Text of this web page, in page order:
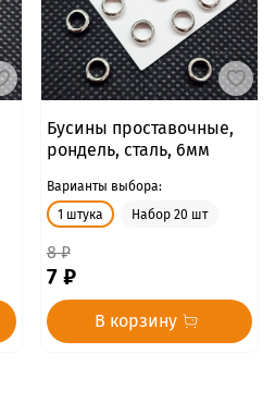
Бусины проставочные,
рондель, сталь, 6мм
Варианты выбора:
1 штука
Набор 20 шт
8 ₽
7 ₽
В корзину